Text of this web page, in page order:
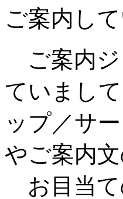
ご案内して
ご案内ジ
ていまし
ップ／サ
やご案内
お目当て